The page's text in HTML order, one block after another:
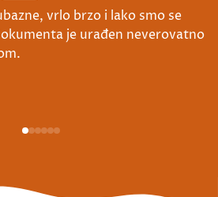
vrlo brzo i lako smo se
je urađen neverovatno